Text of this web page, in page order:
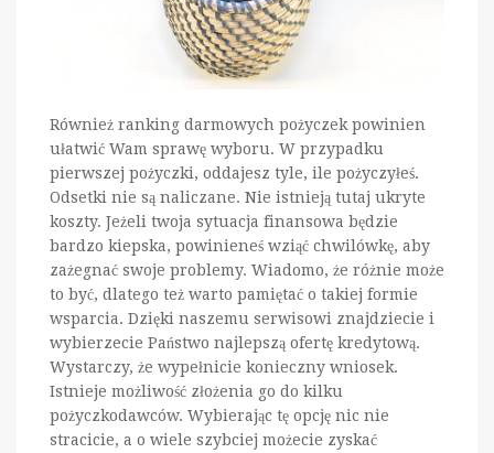
Również ranking darmowych pożyczek powinien
ułatwić Wam sprawę wyboru. W przypadku
pierwszej pożyczki, oddajesz tyle, ile pożyczyłeś.
Odsetki nie są naliczane. Nie istnieją tutaj ukryte
koszty. Jeżeli twoja sytuacja finansowa będzie
bardzo kiepska, powinieneś wziąć chwilówkę, aby
zażegnać swoje problemy. Wiadomo, że różnie może
to być, dlatego też warto pamiętać o takiej formie
wsparcia. Dzięki naszemu serwisowi znajdziecie i
wybierzecie Państwo najlepszą ofertę kredytową.
Wystarczy, że wypełnicie konieczny wniosek.
Istnieje możliwość złożenia go do kilku
pożyczkodawców. Wybierając tę opcję nic nie
stracicie, a o wiele szybciej możecie zyskać